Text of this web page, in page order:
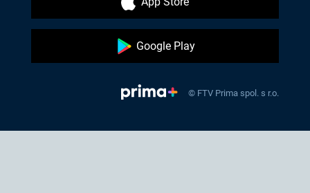
Google Play
© FTV Prima spol. s r.o.